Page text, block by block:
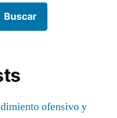
Buscar
ofensivo y